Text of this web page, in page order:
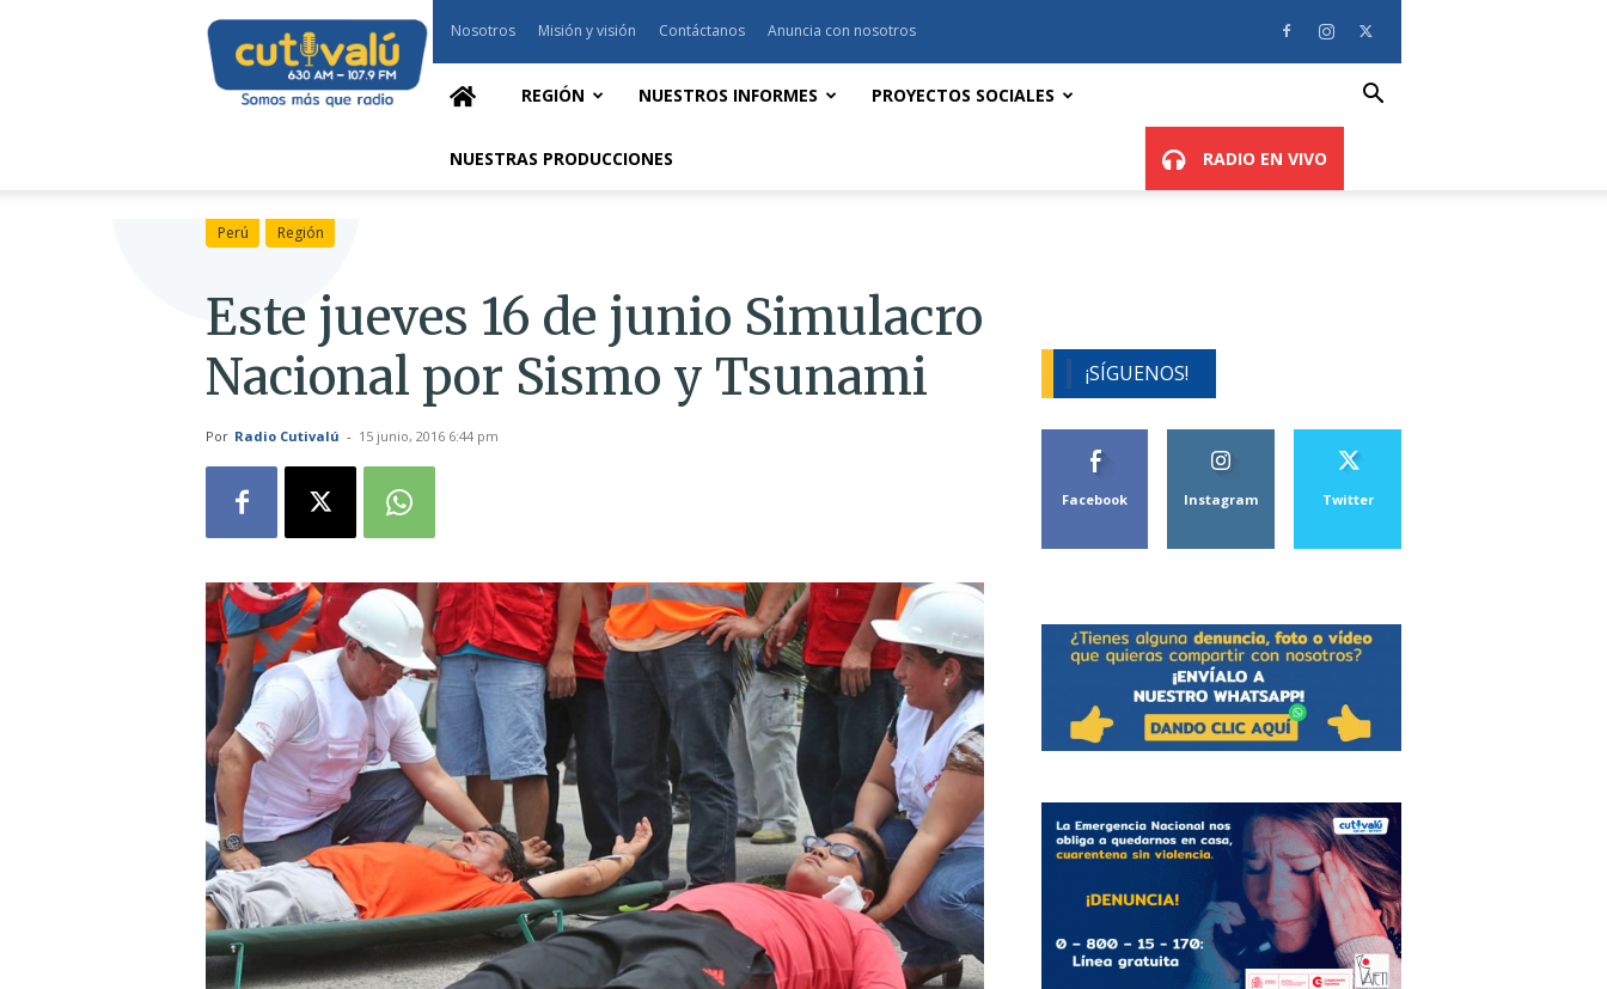
Cutivalú
Piura
Nosotros Misión y visión Contáctanos Anuncia con nosotros
REGIÓN NUESTROS INFORMES PROYECTOS SOCIALES
NUESTRAS PRODUCCIONES RADIO EN VIVO
Perú Región
Este jueves 16 de junio Simulacro
Nacional por Sismo y Tsunami
Por Radio Cutivalú - 15 junio, 2016 6:44 pm
¡SÍGUENOS!